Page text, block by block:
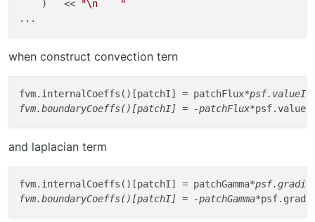
    )   <<
"\n    "
when construct convection tern
fvm.internalCoeffs()[patchI] = patchFlux
fvm.boundaryCoeffs()[patchI] = -patchFlux*
and laplacian term
fvm.internalCoeffs()[patchI] = patchGamma
fvm.boundaryCoeffs()[patchI] = -patchGamma*